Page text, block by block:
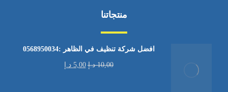
منتجاتنا
افضل شركة تنظيف في الظاهر :0568950034
10,00 د.إ 5,00 د.إ